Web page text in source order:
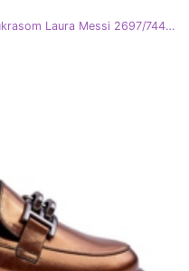
Ženske kožne cipele na platformu s ukrasom Laura Messi 2697/744-300 zlato zlatni